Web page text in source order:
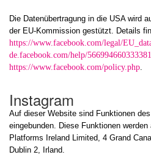
Die Datenübertragung in die USA wird
der EU-Kommission gestützt. Details
https://www.facebook.com/legal/
de.facebook.com/help/566994660333381
https://www.facebook.com/policy.php.
Instagram
Auf dieser Website sind Funktionen
eingebunden. Diese Funktionen
Platforms Ireland Limited, 4 Grand
Dublin 2, Irland.